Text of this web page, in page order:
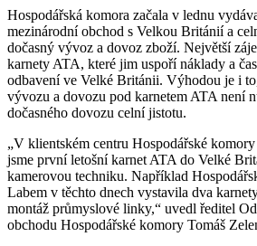
Hospodářská komora začala v lednu
mezinárodní obchod s Velkou Británií a
dočasný vývoz a dovoz zboží. Největší
karnety ATA, které jim uspoří náklady a
odbavení ve Velké Británii. Výhodou je i
vývozu a dovozu pod karnetem ATA není
dočasného dovozu celní jistotu.
„V klientském centru Hospodářské
jsme první letošní karnet ATA do Velké
kamerovou techniku. Například
Labem v těchto dnech vystavila dva
montáž průmyslové linky,“ uvedl ředitel
obchodu Hospodářské komory Tomáš